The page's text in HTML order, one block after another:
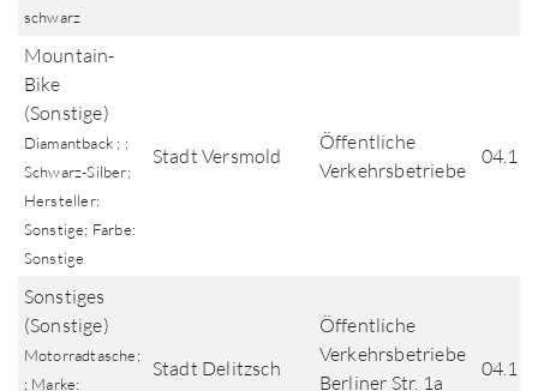
schwarz
Mountain-
Bike
(Sonstige)
Diamantback ; ;
Schwarz-Silber;
Hersteller:
Sonstige; Farbe:
Sonstige
Stadt Versmold
Öffentliche
Verkehrsbetriebe
Sonstiges
(Sonstige)
Motorradtasche;
; Marke:
Stadt Delitzsch
Öffentliche
Verkehrsbetriebe
Berliner Str. 1a